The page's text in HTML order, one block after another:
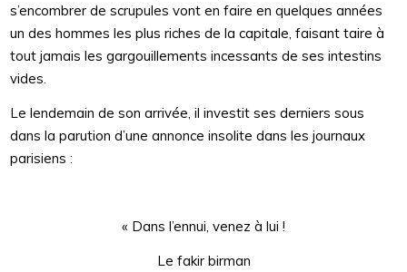
s’encombrer de scrupules vont en faire en quelques années
un des hommes les plus riches de la capitale, faisant taire à
tout jamais les gargouillements incessants de ses intestins
vides.
Le lendemain de son arrivée, il investit ses derniers sous
dans la parution d’une annonce insolite dans les journaux
parisiens :
« Dans l’ennui, venez à lui !
Le fakir birman